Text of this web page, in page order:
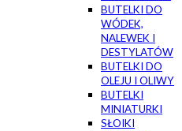
BUTELKI DO
WÓDEK,
NALEWEK I
DESTYLATÓW
BUTELKI DO
OLEJU I OLIWY
BUTELKI
MINIATURKI
SŁOIKI